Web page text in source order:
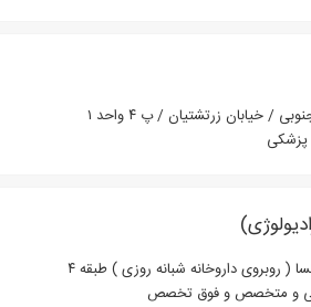
/ خیابان زرتشتیان / پ ۴ واحد ۱
پزشکی
( روبروی داروخانه شبانه روزی ) طبقه ۴
و متخصص و فوق تخصص